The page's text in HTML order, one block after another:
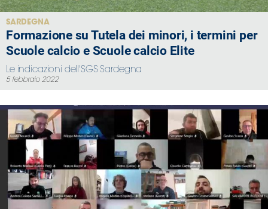
SARDEGNA
Formazione su Tutela dei minori, i termini per
Scuole calcio e Scuole calcio Elite
Le indicazioni dell'SGS Sardegna
5 febbraio 2022